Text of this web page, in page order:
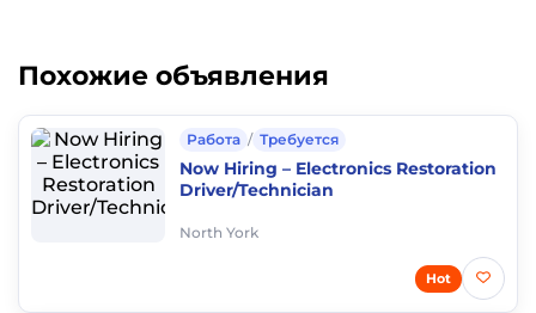
Похожие объявления
Работа / Требуется
Now Hiring – Electronics Restoration
Driver/Technician
North York
Hot